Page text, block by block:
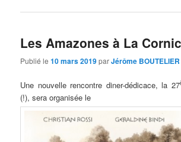
Les Amazones à La
Publié le10 mars 2019parJérôme BOUTELIER
Une nouvelle rencontre diner-dédicace, la 27
(!), sera organisée le